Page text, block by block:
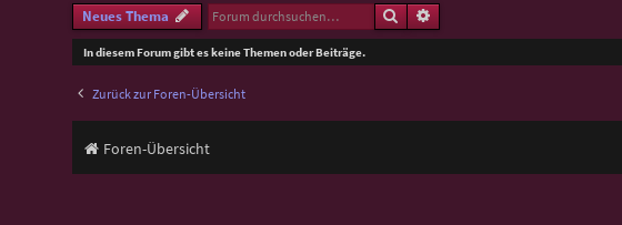
Neues Thema SucheErweiterte Suche
In diesem Forum gibt es keine Themen oder Beiträge.
Zurück zur Foren-Übersicht
Foren-Übersicht